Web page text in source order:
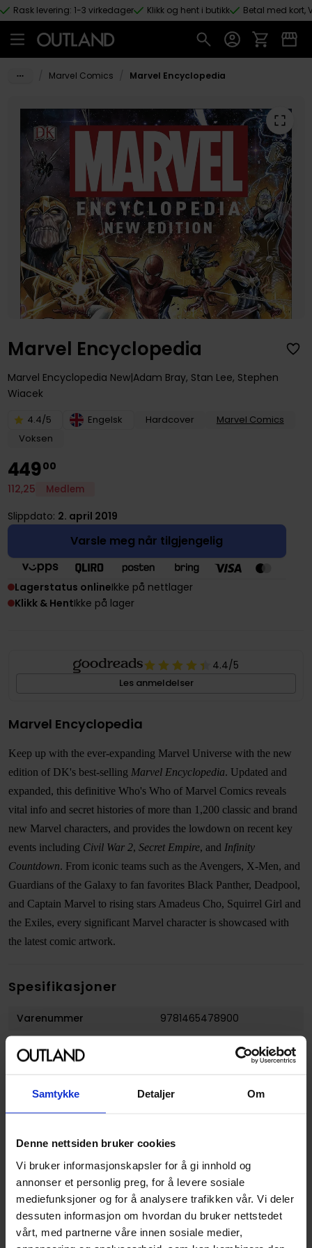
Samtykke Detaljer Om
Denne nettsiden bruker cookies
Vi bruker informasjonskapsler for å gi innhold og
annonser et personlig preg, for å levere sosiale
mediefunksjoner og for å analysere trafikken vår. Vi deler
dessuten informasjon om hvordan du bruker nettstedet
vårt, med partnerne våre innen sosiale medier,
Hopp til hovedinnhold
Rask levering: 1-3 virkedager Klikk og hent i butikk Betal med kort,
Marvel Comics Marvel Encyclopedia
Marvel Encyclopedia
Marvel Encyclopedia New Adam Bray, Stan Lee, Stephen
Wiacek
4.4/5 Engelsk Hardcover
Marvel Comics
Voksen
44900
112,25 Medlem
Slippdato: 2. april 2019
Varsle meg når tilgjengelig
Lagerstatus onlineIkke på nettlager
Klikk & HentIkke på lager
4.4/5
Les anmeldelser
Marvel Encyclopedia
Keep up with the ever-expanding Marvel Universe with the new
edition of DK's best-selling Marvel Encyclopedia. Updated and
expanded, this definitive Who's Who of Marvel Comics reveals
vital info and secret histories of more than 1,200 classic and brand
new Marvel characters, and provides the lowdown on recent key
events including Civil War 2, Secret Empire, and Infinity
Countdown. From iconic teams such as the Avengers, X-Men, and
Guardians of the Galaxy to fan favorites Black Panther, Deadpool,
and Captain Marvel to rising stars Amadeus Cho, Squirrel Girl and
the Exiles, every significant Marvel character is showcased with
the latest comic artwork.
Spesifikasjoner
Varenummer
9781465478900
Format
Hardcover
Serie
Forfattere
Adam Bray
Genre
Superhelt
Illustratør
Various
Antall Sider
448